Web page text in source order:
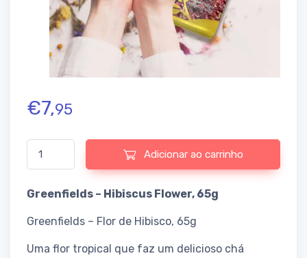
€7,95
Quantidade de Greenfields - Hibiscus Flower 65g
Adicionar ao carrinho
Greenfields – Hibiscus Flower, 65g
Greenfields – Flor de Hibisco, 65g
Uma flor tropical que faz um delicioso chá